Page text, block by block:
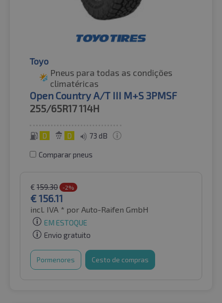
Toyo
Pneus para todas as condições
climatéricas
Open Country A/T III M+S 3PMSF
255/65R17114H
D D 73 dB
Comparar pneus
€ 159.30 -2%
€156.11
incl. IVA * por Auto-Raifen GmbH
EM ESTOQUE
Envio gratuito
Pormenores Cesto de compras